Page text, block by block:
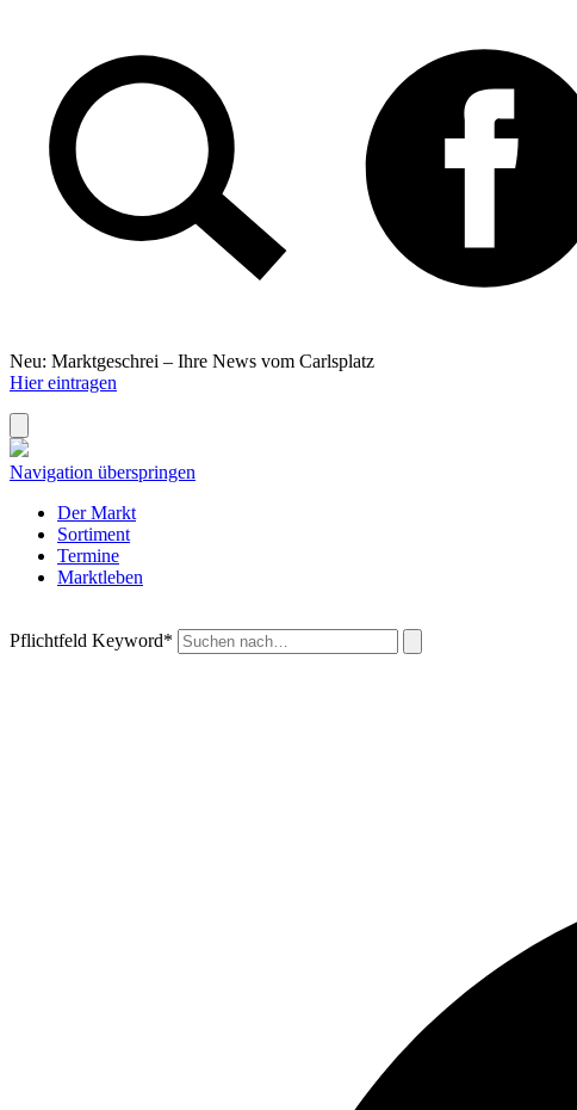
Neu: Marktgeschrei – Ihre News vom Carlsplatz
Hier eintragen
Navigation überspringen
Der Markt
Sortiment
Termine
Marktleben
Pflichtfeld Keyword*